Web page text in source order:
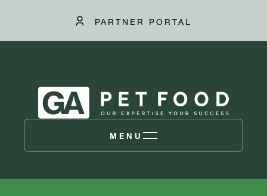
PARTNER PORTAL
MENU